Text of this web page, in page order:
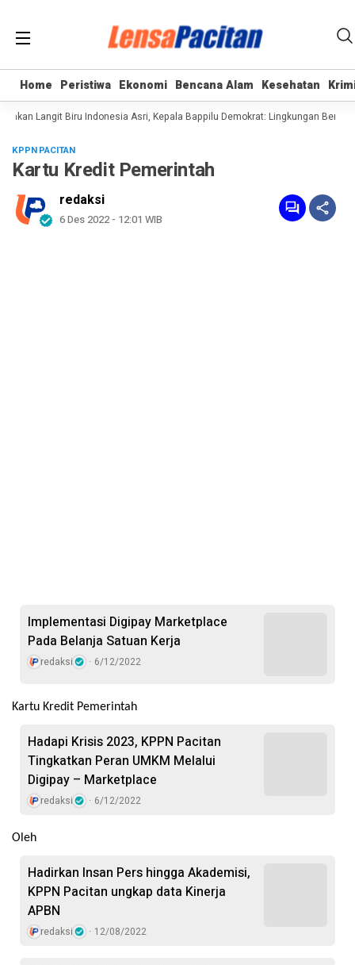
Home Peristiwa Ekonomi Bencana Alam Kesehatan
Home Peristiwa Ekonomi Bencana Alam Kesehatan
Langit Biru Indonesia Asri, Kepala Bappilu Demokrat: Lingkungan Bersih
KPPN PACITAN
Kartu Kredit Pemerintah
redaksi
6 Des 2022 - 12:01 WIB
Implementasi Digipay Marketplace
Pada Belanja Satuan Kerja
redaksi 6/12/2022
Kartu Kredit Pemerintah
Hadapi Krisis 2023, KPPN Pacitan
Tingkatkan Peran UMKM Melalui
Digipay – Marketplace
redaksi 6/12/2022
Oleh
Hadirkan Insan Pers hingga Akademisi,
KPPN Pacitan ungkap data Kinerja
APBN
redaksi 12/08/2022